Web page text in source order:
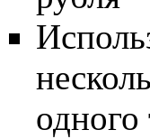
одного